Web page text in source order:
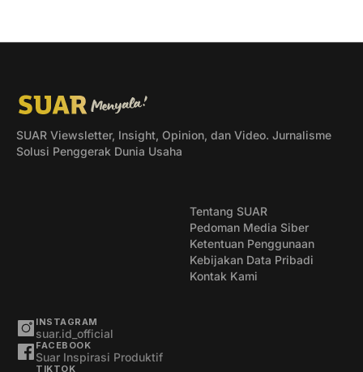
SUAR Viewsletter, Insight, Opinion, dan Video. Jurnalisme
Solusi Penggerak Dunia Usaha
Tentang SUAR
Pedoman Media Siber
Ketentuan Penggunaan
Kebijakan Data Pribadi
Kontak Kami
INSTAGRAM
suar.id_official
FACEBOOK
Suar Inspirasi Produktif
TIKTOK